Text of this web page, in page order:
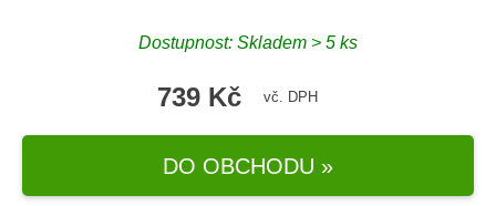
Dostupnost: Skladem > 5 ks
739 Kč vč. DPH
DO OBCHODU »